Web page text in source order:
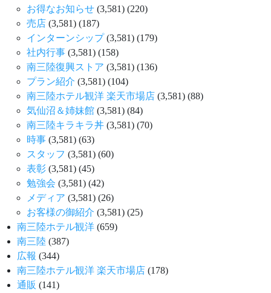
お得なお知らせ (3,581) (220)
売店 (3,581) (187)
インターンシップ(3,581) (179)
社内行事 (3,581) (158)
南三陸復興ストア (3,581) (136)
プラン紹介 (3,581) (104)
南三陸ホテル観洋 楽天市場店 (3,581) (88)
気仙沼＆姉妹館 (3,581) (84)
南三陸キラキラ丼 (3,581) (70)
時事 (3,581) (63)
スタッフ (3,581) (60)
表彰 (3,581) (45)
勉強会 (3,581) (42)
メディア (3,581) (26)
お客様の御紹介 (3,581) (25)
南三陸ホテル観洋 (659)
南三陸 (387)
広報 (344)
南三陸ホテル観洋 楽天市場店 (178)
通販 (141)